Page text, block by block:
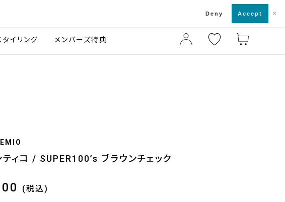
タイリング メンバーズ特典
ィコ / SUPER100’s ブラウンチェック
(税込)
Deny Accept ×